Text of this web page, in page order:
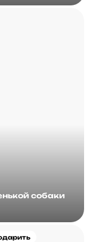
собаки